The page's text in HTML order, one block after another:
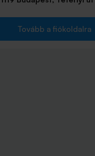
Tovább a fiókoldalra